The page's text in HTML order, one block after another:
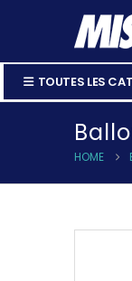
TOUTES LES
HOME